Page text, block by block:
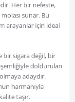
Her bir nefeste,
sunar. Bu
arayanlar için ideal
bir sigara değil, bir
doldurulan
adaydır.
harmanıyla
taşır.